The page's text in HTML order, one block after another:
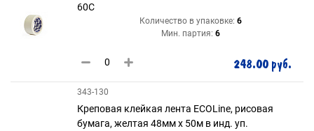
60С
Количество в упаковке: 6
Мин. партия: 6
248.00 руб.
343-130
Креповая клейкая лента ECOLine, рисовая
бумага, желтая 48мм х 50м в инд. уп.